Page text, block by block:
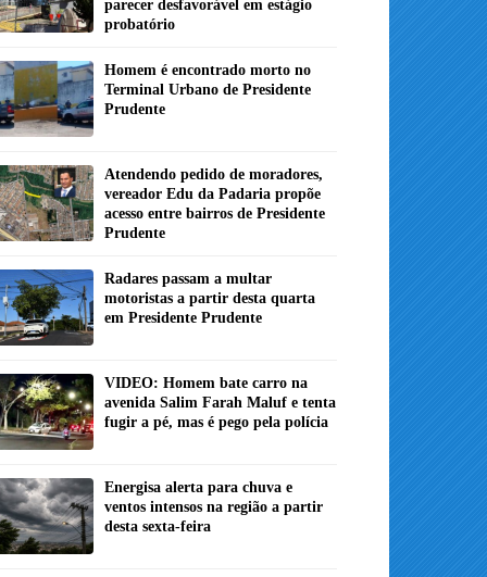
parecer desfavorável em estágio
probatório
Homem é encontrado morto no
Terminal Urbano de Presidente
Prudente
Atendendo pedido de moradores,
vereador Edu da Padaria propõe
acesso entre bairros de Presidente
Prudente
Radares passam a multar
motoristas a partir desta quarta
em Presidente Prudente
VIDEO: Homem bate carro na
avenida Salim Farah Maluf e tenta
fugir a pé, mas é pego pela polícia
Energisa alerta para chuva e
ventos intensos na região a partir
desta sexta-feira